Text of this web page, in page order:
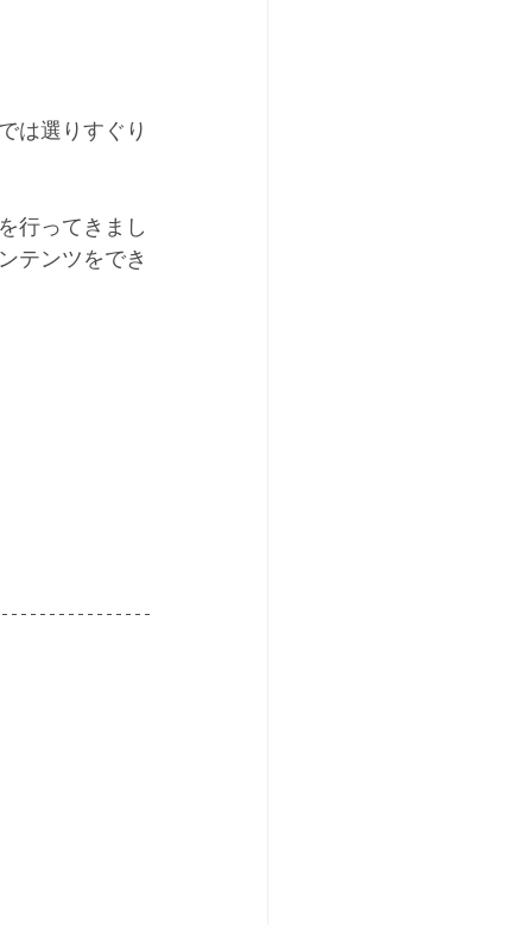
は選りすぐり
行ってきまし
テンツをでき